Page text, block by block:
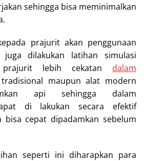
sehingga bisa meminimalkan
prajurit akan penggunaan
dilakukan latihan simulasi
prajurit lebih cekatan dalam
maupun alat modern
api sehingga dalam
di lakukan secara efektif
bisa cepat dipadamkan sebelum
seperti ini diharapkan para